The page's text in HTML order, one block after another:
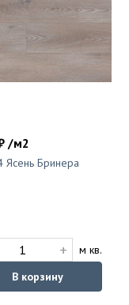
/м2
Ясень Бринера
+
м кв.
В корзину